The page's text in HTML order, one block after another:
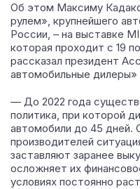
Об этом Максиму
рулем», крупнейшего
России, – на выставке
которая проходит с 19
рассказал президент
автомобильные
— До 2022 года
политика, при которой
автомобили до 45 дней.
производителей
заставляют заранее
осложняет их
условиях постоянно